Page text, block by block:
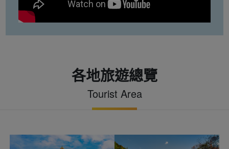
各地旅遊總覽
Tourist Area